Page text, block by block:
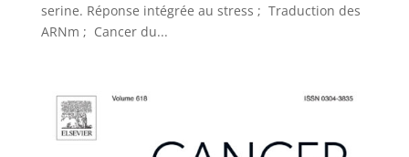
serine. Réponse intégrée au stress ; Traduction des
ARNm ; Cancer du...